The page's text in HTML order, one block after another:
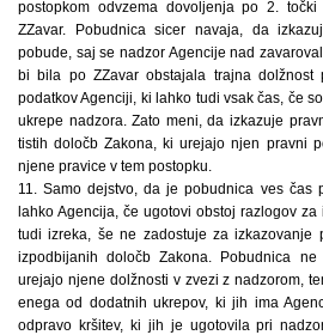
postopkom odvzema dovoljenja po 2.
ZZavar. Pobudnica sicer navaja, da
pobude, saj se nadzor Agencije nad
bi bila po ZZavar obstajala trajna dolžnost
podatkov Agenciji, ki lahko tudi vsak čas, če
ukrepe nadzora. Zato meni, da izkazuje
tistih določb Zakona, ki urejajo njen pravni
njene pravice v tem postopku.
11. Samo dejstvo, da je pobudnica ves čas
lahko Agencija, če ugotovi obstoj razlogov
tudi izreka, še ne zadostuje za izkazovanje
izpodbijanih določb Zakona. Pobudnica
urejajo njene dolžnosti v zvezi z nadzorom,
enega od dodatnih ukrepov, ki jih ima
odpravo kršitev, ki jih je ugotovila pri